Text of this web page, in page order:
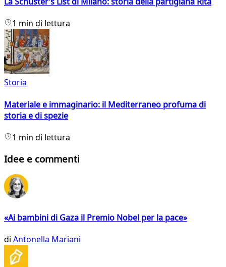
1 min di lettura
Storia
Materiale e immaginario: il Mediterraneo profuma di
storia e di spezie
1 min di lettura
Idee e commenti
«Ai bambini di Gaza il Premio Nobel per la pace»
di Antonella Mariani